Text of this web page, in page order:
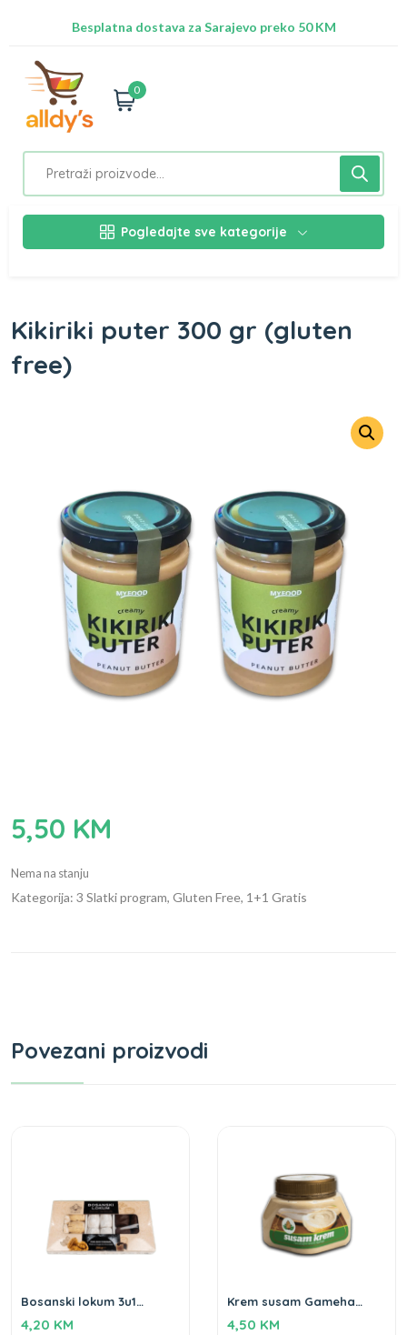
Besplatna dostava za Sarajevo preko 50 KM
0
Pogledajte sve kategorije
Kikiriki puter 300 gr (gluten
free)
5,50 KM
Nema na stanju
Kategorija: 3 Slatki program, Gluten Free, 1+1 Gratis
Povezani proizvodi
Bosanski lokum 3u1
4,20 KM
Krem susam Gameha
4,50 KM